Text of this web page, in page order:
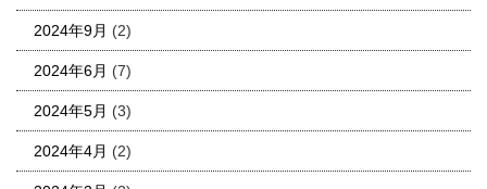
2024年9月 (2)
2024年6月 (7)
2024年5月 (3)
2024年4月 (2)